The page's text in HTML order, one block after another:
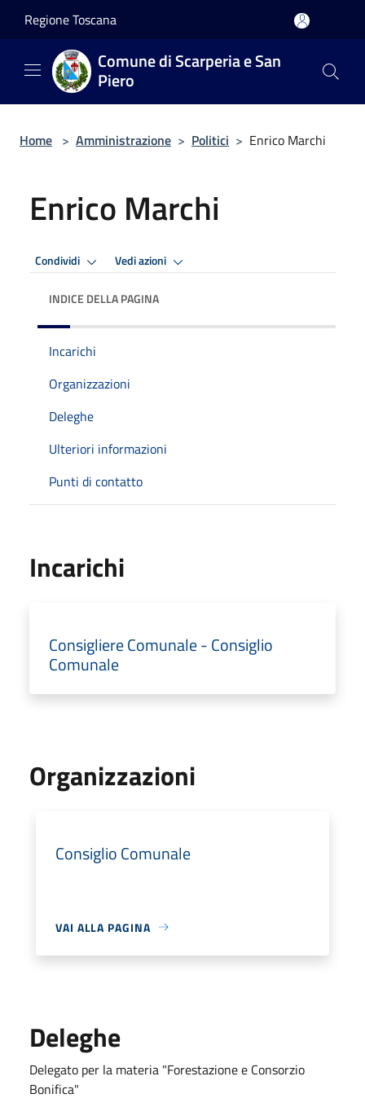
Regione Toscana
Comune di Scarperia e San
Piero
Home > Amministrazione > Politici > Enrico Marchi
Enrico Marchi
Condividi Vedi azioni
INDICE DELLA PAGINA
Incarichi
Organizzazioni
Deleghe
Ulteriori informazioni
Punti di contatto
Incarichi
Consigliere Comunale - Consiglio
Comunale
Organizzazioni
Consiglio Comunale
VAI ALLA PAGINA
Deleghe
Delegato per la materia "Forestazione e Consorzio
Bonifica"